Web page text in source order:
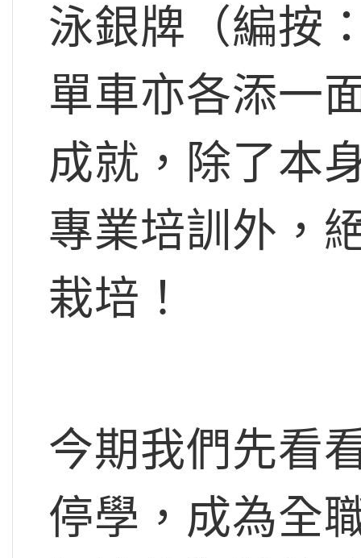
泳銀牌（編按
單車亦各添一
成就，除了本
專業培訓外，
栽培！
今期我們先看
停學，成為全